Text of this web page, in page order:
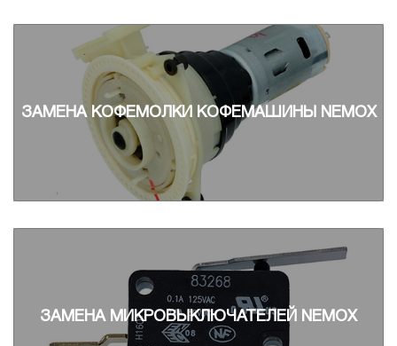
ЗАМЕНА КОФЕМОЛКИ КОФЕМАШИНЫ NEMOX
ЗАМЕНА МИКРОВЫКЛЮЧАТЕЛЕЙ NEMOX